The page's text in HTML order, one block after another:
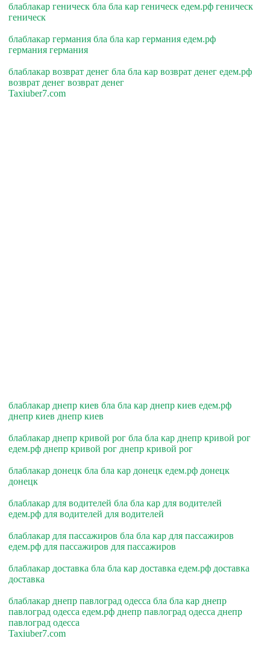
блаблакар геническ бла бла кар геническ едем.рф геническ
геническ
блаблакар германия бла бла кар германия едем.рф
германия германия
блаблакар возврат денег бла бла кар возврат денег едем.рф
возврат денег возврат денег
Taxiuber7.com
блаблакар днепр киев бла бла кар днепр киев едем.рф
днепр киев днепр киев
блаблакар днепр кривой рог бла бла кар днепр кривой рог
едем.рф днепр кривой рог днепр кривой рог
блаблакар донецк бла бла кар донецк едем.рф донецк
донецк
блаблакар для водителей бла бла кар для водителей
едем.рф для водителей для водителей
блаблакар для пассажиров бла бла кар для пассажиров
едем.рф для пассажиров для пассажиров
блаблакар доставка бла бла кар доставка едем.рф доставка
доставка
блаблакар днепр павлоград одесса бла бла кар днепр
павлоград одесса едем.рф днепр павлоград одесса днепр
павлоград одесса
Taxiuber7.com